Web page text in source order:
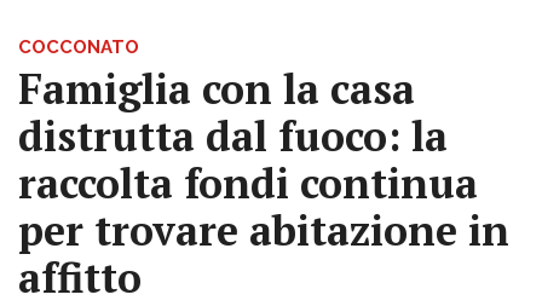
COCCONATO
Famiglia con la casa
distrutta dal fuoco: la
raccolta fondi continua
per trovare abitazione in
affitto